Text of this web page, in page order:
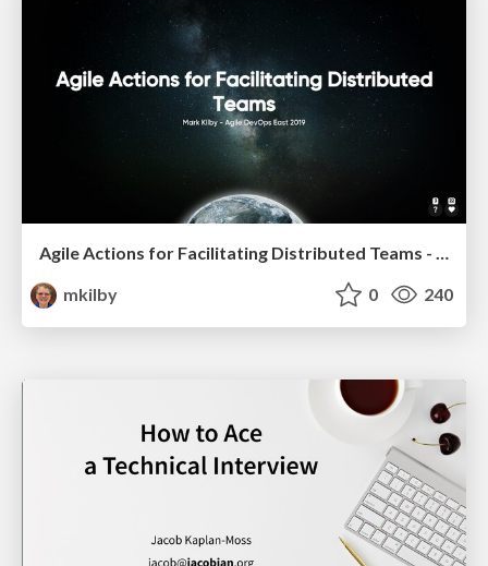
Agile Actions for Facilitating Distributed Teams - ADO2019
mkilby
0 240